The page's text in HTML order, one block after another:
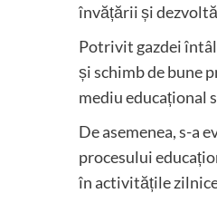
învățării și
Potrivit gazdei
și schimb de bune
mediu educațional
De asemenea, s-a
procesului
în activitățile